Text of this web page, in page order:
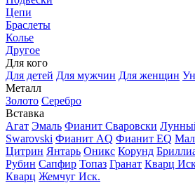
Цепи
Браслеты
Колье
Другое
Для кого
Для детей Для мужчин Для женщин
Металл
Золото Серебро
Вставка
Агат Эмаль Фианит Сваровски
Swarovski Фианит AQ Фианит EQ
Цитрин Янтарь Оникс Корунд
Рубин Сапфир Топаз Гранат Кварц
Кварц Жемчуг Иск.